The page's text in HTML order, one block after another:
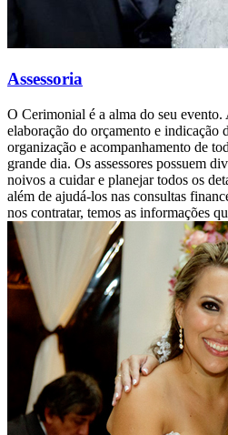
Assessoria
O Cerimonial é a alma do seu evento.
elaboração do orçamento e indicação
organização e acompanhamento de
grande dia. Os assessores possuem
noivos a cuidar e planejar todos os
além de ajudá-los nas consultas
nos contratar, temos as informações